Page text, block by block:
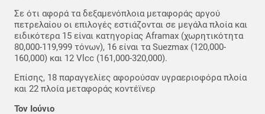
Σε ότι αφορά τα δεξαμενόπλοια μεταφοράς αργού
πετρελαίου οι επιλογές εστιάζονται σε μεγάλα πλοία και
ειδικότερα 15 είναι κατηγορίας Aframax (χωρητικότητα
80,000-119,999 τόνων), 16 είναι τα Suezmax (120,000-
160,000) και 12 Vlcc (161,000-320,000).
Επίσης, 18 παραγγελίες αφορούσαν υγραεριοφόρα πλοία
και 22 πλοία μεταφοράς κοντέϊνερ
Τον Ιούνιο